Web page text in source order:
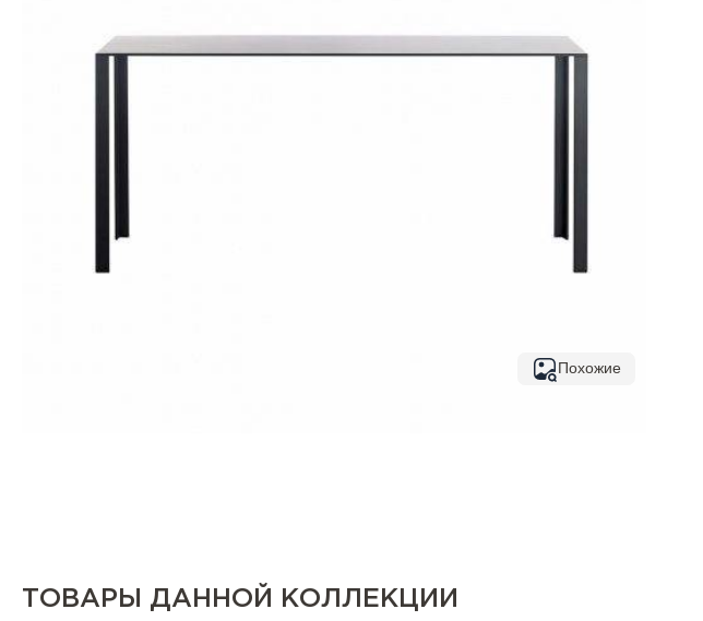
Похожие
ТОВАРЫ ДАННОЙ КОЛЛЕКЦИИ